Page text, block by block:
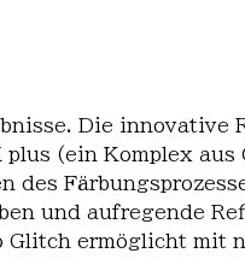
Die
(ein Komplex
des
und aufregende
ermöglicht mit